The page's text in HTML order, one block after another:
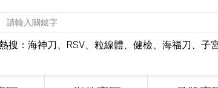
搜： 海神刀 、 RSV、 粒線體、 健檢、 海福刀 、 子